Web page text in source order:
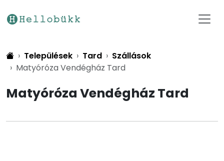
Települések Tard
Szállások
Matyóróza Vendégház Tard
Matyóróza Vendégház Tard